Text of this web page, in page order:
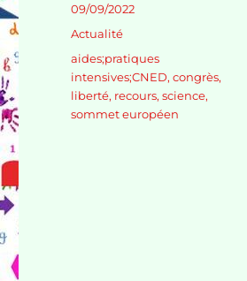
Publié
09/09/2022
Catégories
Actualité
Étiquettes
aides;pratiques
intensives;CNED,congrès,
liberté, recours,science,
sommet européen